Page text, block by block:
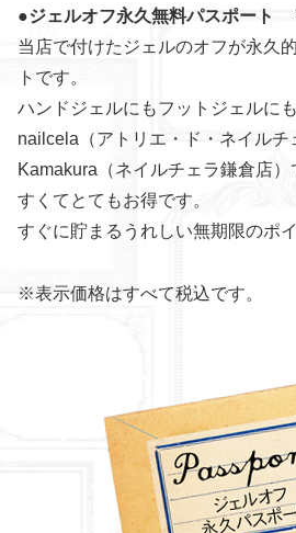
●ジェルオフ永久無料パスポート
当店で付けたジェルのオフが永久
トです。
ハンドジェルにもフットジェルに
nailcela（アトリエ・ド・ネイルチ
Kamakura（ネイルチェラ鎌倉店
すくてとてもお得です。
すぐに貯まるうれしい無期限のポ
※表示価格はすべて税込です。